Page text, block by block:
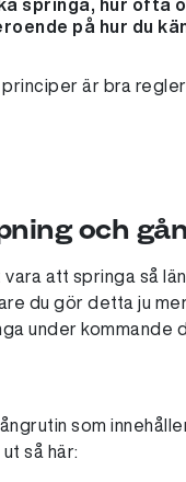
springa, hur ofta
på hur du
är bra
och
att springa så
du gör detta ju
under kommande
som
så här: